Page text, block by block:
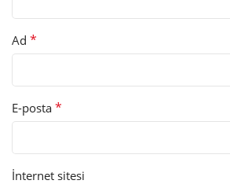
Ad *
E-posta *
İnternet sitesi